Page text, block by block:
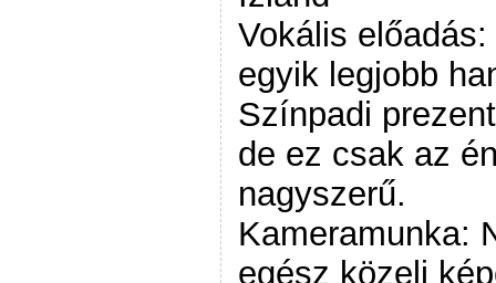
Vokális
egyik legjobb
Színpadi
de ez csak az
nagyszerű.
Kameramunka:
egész közeli